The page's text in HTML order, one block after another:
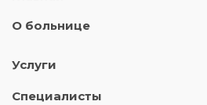
О больнице
Услуги
Специалисты